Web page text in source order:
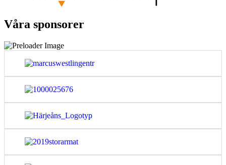
Våra sponsorer